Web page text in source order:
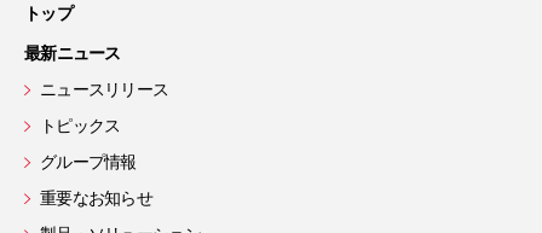
トップ
最新ニュース
ニュースリリース
トピックス
グループ情報
重要なお知らせ